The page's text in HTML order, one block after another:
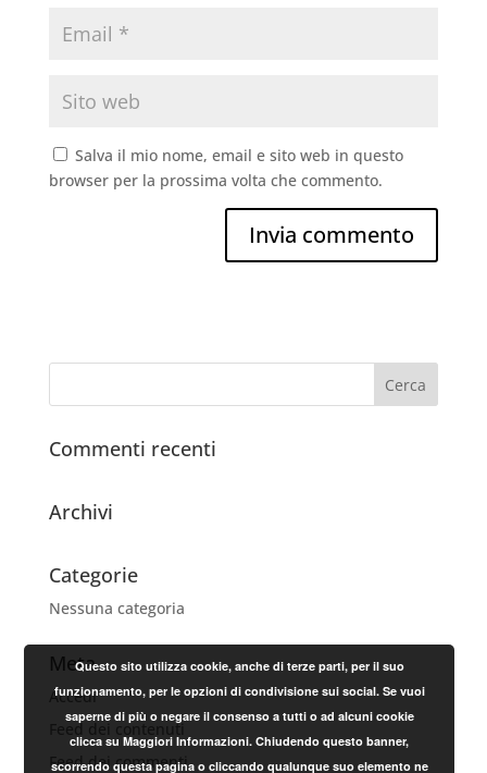
Salva il mio nome, email e sito web in questo
browser per la prossima volta che commento.
Commenti recenti
Archivi
Categorie
Nessuna categoria
Meta
Accedi
Feed dei contenuti
Feed dei commenti
Questo sito utilizza cookie, anche di terze parti, per il suo
funzionamento, per le opzioni di condivisione sui social. Se vuoi
saperne di più o negare il consenso a tutti o ad alcuni cookie
clicca su Maggiori Informazioni. Chiudendo questo banner,
scorrendo questa pagina o cliccando qualunque suo elemento ne